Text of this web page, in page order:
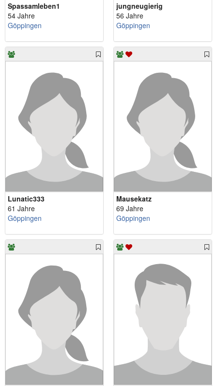
Spassamleben1
54 Jahre
Göppingen
jungneugierig
56 Jahre
Göppingen
Lunatic333
61 Jahre
Göppingen
Mausekatz
69 Jahre
Göppingen